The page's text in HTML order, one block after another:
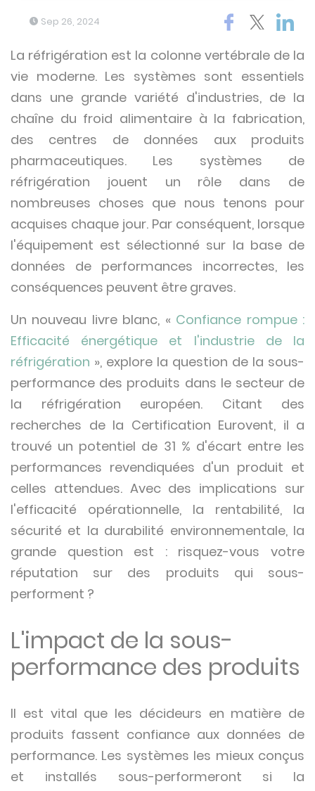
Sep 26, 2024
La réfrigération est la colonne vertébrale de la
vie moderne. Les systèmes sont essentiels
dans une grande variété d'industries, de la
chaîne du froid alimentaire à la fabrication,
des centres de données aux produits
pharmaceutiques. Les systèmes de
réfrigération jouent un rôle dans de
nombreuses choses que nous tenons pour
acquises chaque jour. Par conséquent, lorsque
l'équipement est sélectionné sur la base de
données de performances incorrectes, les
conséquences peuvent être graves.
Un nouveau livre blanc, « Confiance rompue :
Efficacité énergétique et l'industrie de la
réfrigération », explore la question de la sous-
performance des produits dans le secteur de
la réfrigération européen. Citant des
recherches de la Certification Eurovent, il a
trouvé un potentiel de 31 % d'écart entre les
performances revendiquées d'un produit et
celles attendues. Avec des implications sur
l'efficacité opérationnelle, la rentabilité, la
sécurité et la durabilité environnementale, la
grande question est : risquez-vous votre
réputation sur des produits qui sous-
performent ?
L'impact de la sous-
performance des produits
Il est vital que les décideurs en matière de
produits fassent confiance aux données de
performance. Les systèmes les mieux conçus
et installés sous-performeront si la